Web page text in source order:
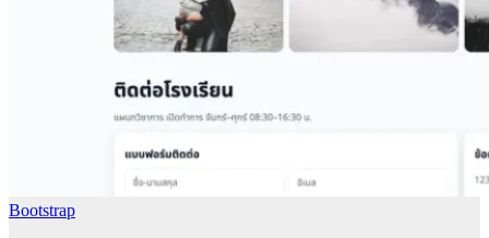
Bootstrap